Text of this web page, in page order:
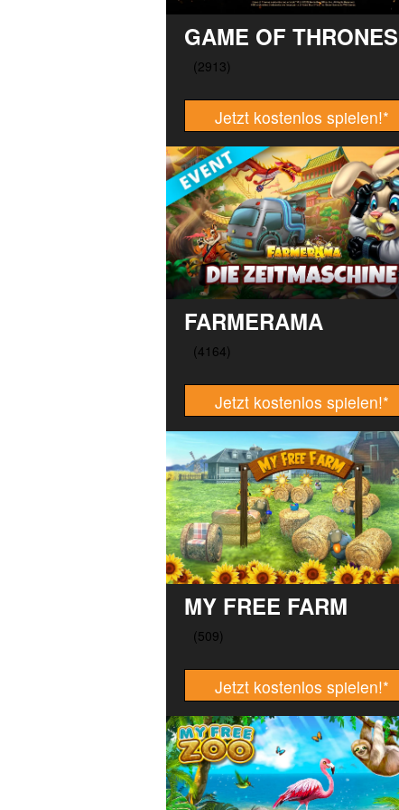
GAME OF THRONES
Jetzt kostenlos spielen!*
FARMERAMA
Jetzt kostenlos spielen!*
MY FREE FARM
Jetzt kostenlos spielen!*